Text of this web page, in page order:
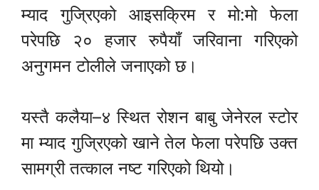
म्याद गुज्रिएको आइसक्रिम र मो:मो फेला
परेपछि २० हजार रुपैयाँ जरिवाना गरिएको
अनुगमन टोलीले जनाएको छ।
यस्तै कलैया–४ स्थित रोशन बाबु जेनेरल स्टोर
मा म्याद गुज्रिएको खाने तेल फेला परेपछि उक्त
सामग्री तत्काल नष्ट गरिएको थियो।